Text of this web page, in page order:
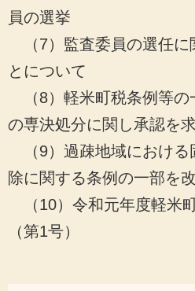
員の選挙
（7）監査委員の選任に
とについて
（8）軽米町税条例等の
の専決処分に関し承認を
（9）過疎地域における
除に関する条例の一部を
（10）令和元年度軽米
（第1号）